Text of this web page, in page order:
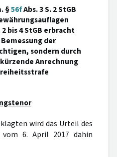
§56fAbs. 3 S. 2 StGB
2 bis 4 StGB erbracht
der
sondern durch
Anrechnung
wird das Urteil des
vom 6. April 2017 dahin